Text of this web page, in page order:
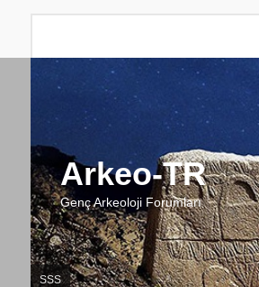
Arkeo-TR
Genç Arkeoloji Forumları
SSS